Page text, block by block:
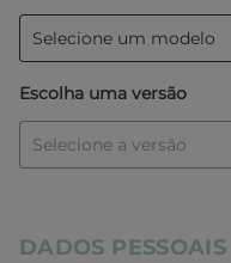
Escolha uma versão
DADOS PESSOAIS